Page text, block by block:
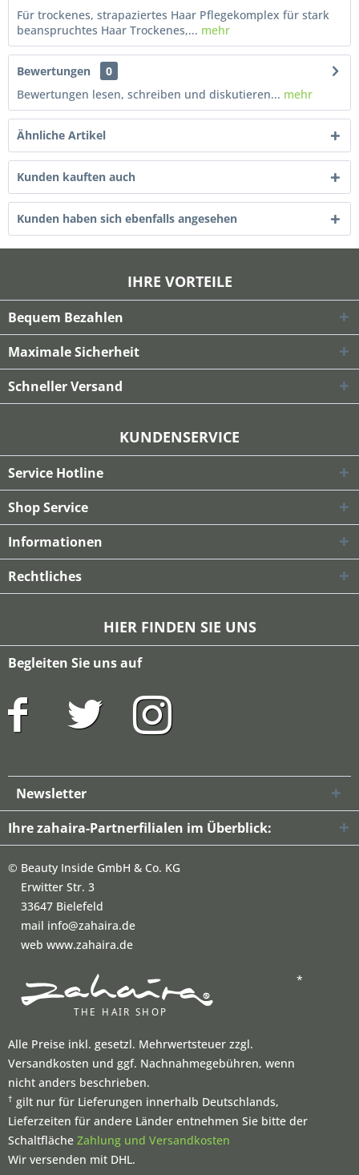
Für trockenes, strapaziertes Haar Pflegekomplex für stark
beanspruchtes Haar Trockenes,... mehr
Bewertungen
0
Bewertungen lesen, schreiben und diskutieren... mehr
Ähnliche Artikel
Kunden kauften auch
Kunden haben sich ebenfalls angesehen
IHRE VORTEILE
Bequem Bezahlen
Maximale Sicherheit
Schneller Versand
KUNDENSERVICE
Service Hotline
Shop Service
Informationen
Rechtliches
HIER FINDEN SIE UNS
Begleiten Sie uns auf
Newsletter
Ihre zahaira-Partnerfilialen im Überblick:
© Beauty Inside GmbH & Co. KG
Erwitter Str. 3
33647 Bielefeld
mail info@zahaira.de
web www.zahaira.de
*
Alle Preise inkl. gesetzl. Mehrwertsteuer zzgl.
Versandkosten und ggf. Nachnahmegebühren, wenn
nicht anders beschrieben.
† gilt nur für Lieferungen innerhalb Deutschlands,
Lieferzeiten für andere Länder entnehmen Sie bitte der
Schaltfläche Zahlung und Versandkosten
Wir versenden mit DHL.